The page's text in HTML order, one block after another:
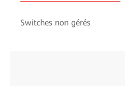
Switches non gérés